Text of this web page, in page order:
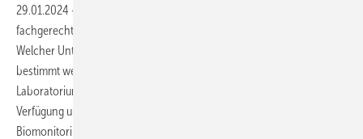
29.01.2024 -
fachgerecht einzusetzen, sind zunächst einige Fragen zu klären:
Welcher Untersuchungsparameter soll in welchem Probenmaterial
bestimmt werden? Welches Analyseverfahren ist geeignet? Liefert das
Laboratorium valide Ergebnisse? Welche Beurteilungswerte stehen zur
Verfügung und wie sind die Messdaten zu bewerten? Das
Biomonitoring-Auskunftssystem der BAuA unterstützt